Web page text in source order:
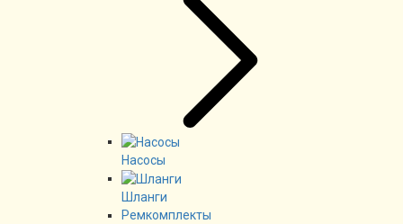
Насосы
Шланги
Ремкомплекты